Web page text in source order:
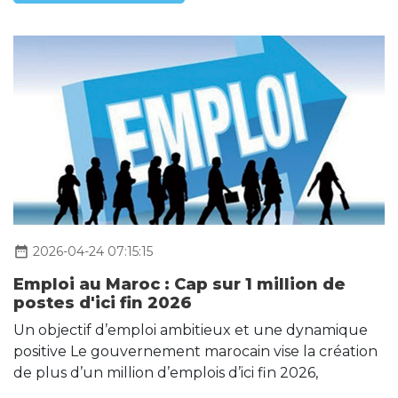
date_range 2026-04-24 07:15:15
Emploi au Maroc : Cap sur 1 million de
postes d'ici fin 2026
Un objectif d’emploi ambitieux et une dynamique
positive Le gouvernement marocain vise la création
de plus d’un million d’emplois d’ici fin 2026,